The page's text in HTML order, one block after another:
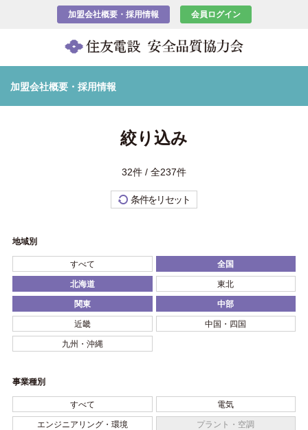
加盟会社概要・採用情報 会員ログイン
加盟会社概要・採用情報
絞り込み
32件 / 全237件
条件をリセット
地域別
すべて 全国
北海道 東北
関東 中部
近畿 中国・四国
九州・沖縄
事業種別
すべて 電気
エンジニアリング・環境 プラント・空調